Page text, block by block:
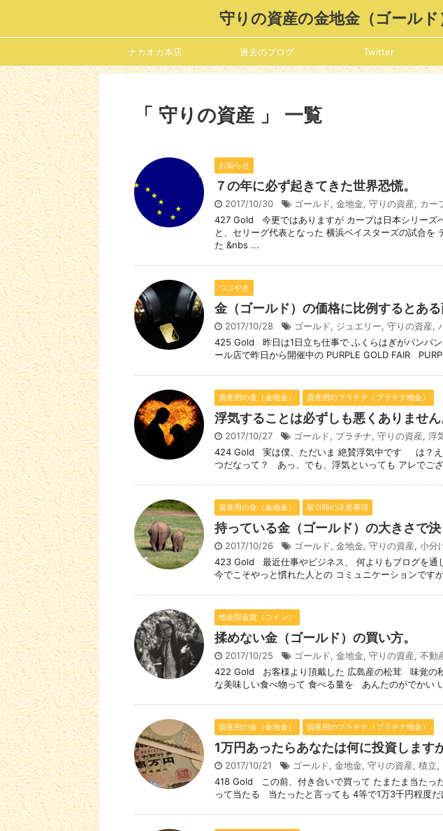
守りの資産の金地金（ゴール
ナカオカ本店 過去のブログ Twitter
「 守りの資産 」 一覧
お知らせ
７の年に必ず起きてきた世界恐慌。
2017/10/30 ゴールド, 金地金, 守りの資産, カー
427 Gold 今更ではありますが カープは日本シリーズ
と、セリーグ代表となった 横浜ベイスターズの試合を
た &nbs ...
つぶやき
金（ゴールド）の価格に比例するとある
2017/10/28 ゴールド, ジュエリー, 守りの資産,
425 Gold 昨日は1日立ち仕事で ふくらはぎがパンパ
ール店で昨日から開催中の PURPLE GOLD FAIR
資産用の金（金地金） 資産用のプラチナ（プラチナ地金）
浮気することは必ずしも悪くありません
2017/10/27 ゴールド, プラチナ, 守りの資産, 浮
424 Gold 実は僕、ただいま 絶賛浮気中です は？え
つだなって？ あっ、でも、浮気といっても アレでご
資産用の金（金地金） 取引時の注意事項
持っている金（ゴールド）の大きさで決
2017/10/26 ゴールド, 金地金, 守りの資産, 小分
423 Gold 最近仕事やビジネス、 何よりもブログを
今でこそやっと慣れた人との コミュニケーションです
地金型金貨（コイン）
揉めない金（ゴールド）の買い方。
2017/10/25 ゴールド, 金地金, 守りの資産, 不動
422 Gold お客様より頂戴した 広島産の松茸 味覚の
な美味しい食べ物って 食べる量を あんたのがでかい
資産用の金（金地金） 資産用のプラチナ（プラチナ地金）
1万円あったらあなたは何に投資します
2017/10/21 ゴールド, 金地金, 守りの資産, 積立,
418 Gold この前、付き合いで買って たまたま当たっ
って当たる 当たったと言っても 4等で1万3千円程度